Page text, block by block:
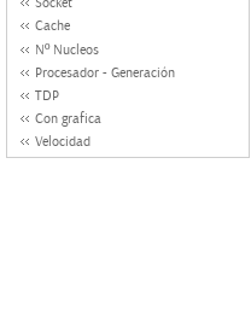
Cache
Nº Nucleos
Procesador - Generación
TDP
Con grafica
Velocidad